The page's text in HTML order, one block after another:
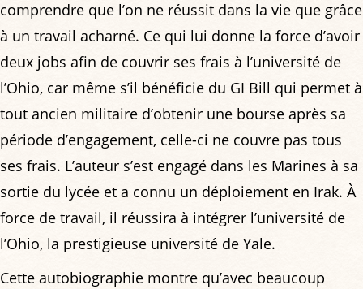
comprendre que l’on ne réussit dans la vie que grâce
à un travail acharné. Ce qui lui donne la force d’avoir
deux jobs afin de couvrir ses frais à l’université de
l’Ohio, car même s’il bénéficie du GI Bill qui permet à
tout ancien militaire d’obtenir une bourse après sa
période d’engagement, celle-ci ne couvre pas tous
ses frais. L’auteur s’est engagé dans les Marines à sa
sortie du lycée et a connu un déploiement en Irak. À
force de travail, il réussira à intégrer l’université de
l’Ohio, la prestigieuse université de Yale.
Cette autobiographie montre qu’avec beaucoup